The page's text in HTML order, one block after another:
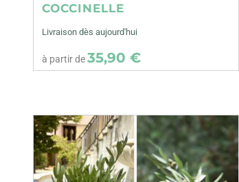
COCCINELLE
Livraison dès aujourd'hui
à partir de35,90 €